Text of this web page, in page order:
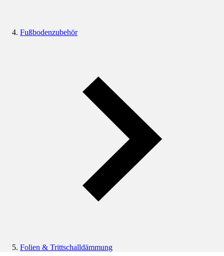
Fußbodenzubehör
Folien & Trittschalldämmung